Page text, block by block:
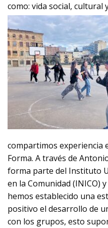
como: vida social, cultural
compartimos experiencia
Forma. A través de
forma parte del Instituto
en la Comunidad (INICO)
hemos establecido una
positivo el desarrollo de
con los grupos, esto